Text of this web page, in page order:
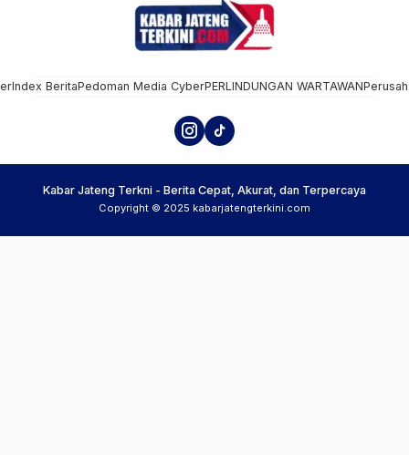
Index BeritaPedoman Media CyberPERLINDUNGAN WARTAWAN
Kabar Jateng Terkni - Berita Cepat, Akurat, dan Terpercaya
Copyright © 2025 kabarjatengterkini.com